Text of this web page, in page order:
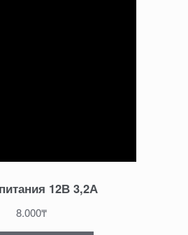
12В 3,2А
8.000₸